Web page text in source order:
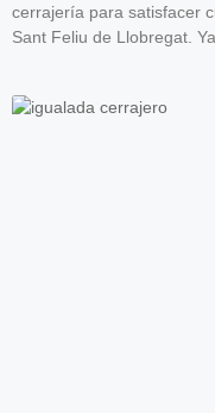
cerrajería para satisfacer
Sant Feliu de Llobregat.